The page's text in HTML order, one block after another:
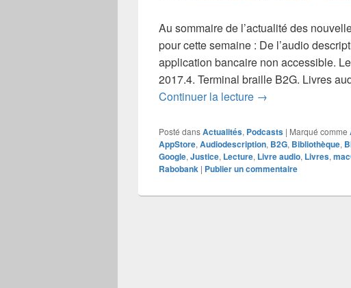
Au sommaire de l’actualité des
pour cette semaine : De l’audio
application bancaire non accessible.
2017.4. Terminal braille B2G. Livres
Continuer la lecture Hebdoxytude 59,
→
Posté dansActualités, Podcasts | Marqué comme
AppStore, Audiodescription, B2G, Bibliothèque,
Google, Justice, Lecture, Livre audio, Livres,
Rabobank | Publier un commentaire